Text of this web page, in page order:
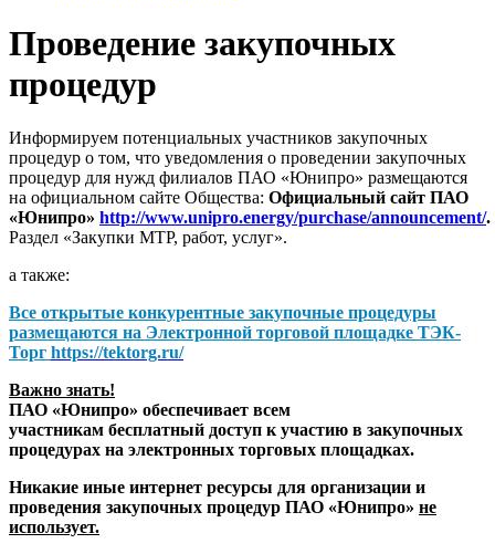
Проведение закупочных
процедур
Информируем потенциальных участников закупочных
процедур о том, что уведомления о проведении закупочных
процедур для нужд филиалов ПАО «Юнипро» размещаются
на официальном сайте Общества: Официальный сайт ПАО
«Юнипро» http://www.unipro.energy/purchase/announcement/.
Раздел «Закупки МТР, работ, услуг».
а также:
Все открытые конкурентные закупочные процедуры
размещаются на Электронной торговой площадке ТЭК-
Торг https://tektorg.ru/
Важно знать!
ПАО «Юнипро» обеспечивает всем
участникам бесплатный доступ к участию в закупочных
процедурах на электронных торговых площадках.
Никакие иные интернет ресурсы для организации и
проведения закупочных процедур ПАО «Юнипро» не
использует.